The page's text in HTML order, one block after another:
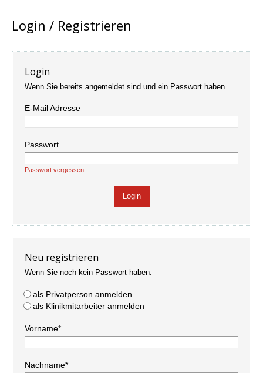
Login / Registrieren
Login
Wenn Sie bereits angemeldet sind und ein Passwort haben.
E-Mail Adresse
Passwort
Passwort vergessen …
Neu registrieren
Wenn Sie noch kein Passwort haben.
als Privatperson anmelden
als Klinikmitarbeiter anmelden
Vorname*
Nachname*